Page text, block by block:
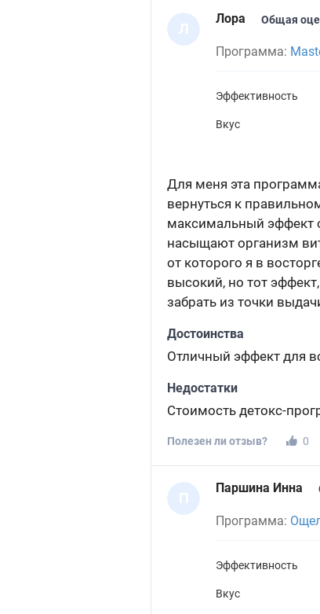
Л
Лора Общая
Программа:
Эффективность
Вкус
Для меня эта
вернуться к
максимальный эффект
насыщают организм
от которого я в
высокий, но тот
забрать из точки
Достоинства
Отличный эффект для
Недостатки
Стоимость детокс-
Полезен ли отзыв? 0
П
Паршина Инна
Программа:
Эффективность
Вкус